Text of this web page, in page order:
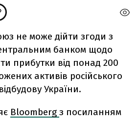
не може дійти згоди з
банком щодо
прибутки від понад 200
активів російського
України.
Bloombergз посиланням